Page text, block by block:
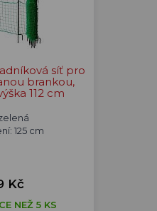
síť pro
brankou,
112 cm
125 cm
Kč
NEŽ 5 KS